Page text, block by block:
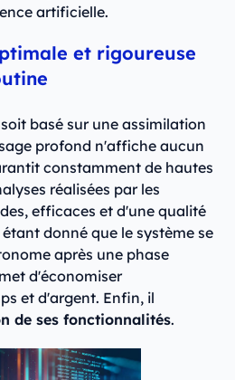
artificielle.
et rigoureuse
basé sur une assimilation
profond n'affiche aucun
constamment de hautes
réalisées par les
efficaces et d'une qualité
donné que le système se
après une phase
d'économiser
et d'argent. Enfin, il
de ses fonctionnalités.